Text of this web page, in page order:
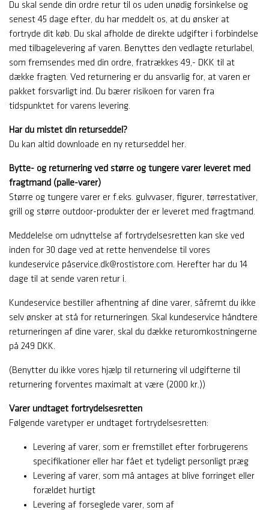
Du skal sende din ordre retur til os uden unødig forsinkelse og
senest 45 dage efter, du har meddelt os, at du ønsker at
fortryde dit køb. Du skal afholde de direkte udgifter i forbindelse
med tilbagelevering af varen. Benyttes den vedlagte returlabel,
som fremsendes med din ordre, fratrækkes 49,- DKK til at
dække fragten. Ved returnering er du ansvarlig for, at varen er
pakket forsvarligt ind. Du bærer risikoen for varen fra
tidspunktet for varens levering.
Har du mistet din returseddel?
Du kan altid downloade en ny returseddel her.
Bytte- og returnering ved større og tungere varer leveret med
fragtmand (palle-varer)
Større og tungere varer er f.eks. gulvvaser, figurer, tørrestativer,
grill og større outdoor-produkter der er leveret med fragtmand.
Meddelelse om udnyttelse af fortrydelsesretten kan ske ved
inden for 30 dage ved at rette henvendelse til vores
kundeservice påservice.dk@rostistore.com. Herefter har du 14
dage til at sende varen retur i.
Kundeservice bestiller afhentning af dine varer, såfremt du ikke
selv ønsker at stå for returneringen. Skal kundeservice håndtere
returneringen af dine varer, skal du dække returomkostningerne
på 249 DKK.
(Benytter du ikke vores hjælp til returnering vil udgifterne til
returnering forventes maximalt at være (2000 kr.))
Varer undtaget fortrydelsesretten
Følgende varetyper er undtaget fortrydelsesretten:
Levering af varer, som er fremstillet efter forbrugerens
specifikationer eller har fået et tydeligt personligt præg
Levering af varer, som må antages at blive forringet eller
forældet hurtigt
Levering af forseglede varer, som af